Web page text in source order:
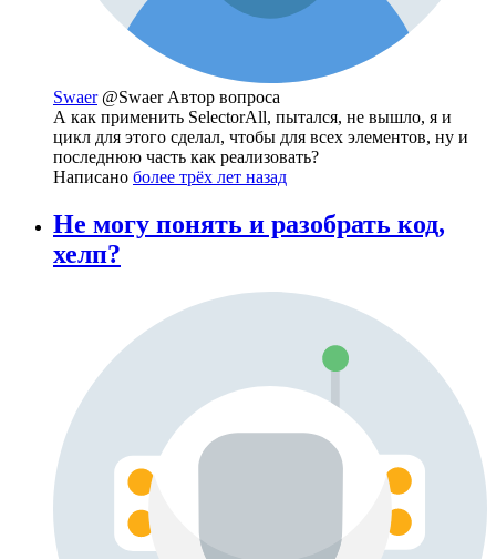
Swaer @Swaer Автор вопроса
А как применить SelectorAll, пытался, не вышло, я и
цикл для этого сделал, чтобы для всех элементов, ну и
последнюю часть как реализовать?
Написано более трёх лет назад
Не могу понять и разобрать код,
хелп?